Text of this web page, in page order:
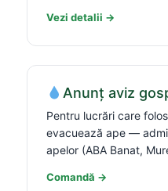
Vezi detalii →
Anunț aviz
Pentru lucrări care
evacuează ape —
apelor (ABA Banat,
Comandă →